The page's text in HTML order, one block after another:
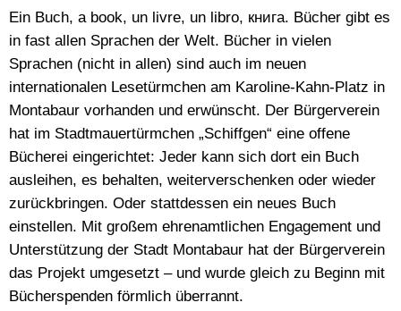
Termine Schadensmelder
Standesamt
Wasser & Abwasser
Beauftragte
Mobilität
Ein Buch, a book, un livre, un libro, книга. Bücher gibt es
in fast allen Sprachen der Welt. Bücher in vielen
Sprachen (nicht in allen) sind auch im neuen
internationalen Lesetürmchen am Karoline-Kahn-Platz in
Montabaur vorhanden und erwünscht. Der Bürgerverein
hat im Stadtmauertürmchen „Schiffgen“ eine offene
Bücherei eingerichtet: Jeder kann sich dort ein Buch
ausleihen, es behalten, weiterverschenken oder wieder
zurückbringen. Oder stattdessen ein neues Buch
einstellen. Mit großem ehrenamtlichen Engagement und
Unterstützung der Stadt Montabaur hat der Bürgerverein
das Projekt umgesetzt – und wurde gleich zu Beginn mit
Bücherspenden förmlich überrannt.